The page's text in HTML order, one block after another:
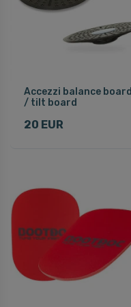
Accezzi balance board
/ tilt board
20 EUR